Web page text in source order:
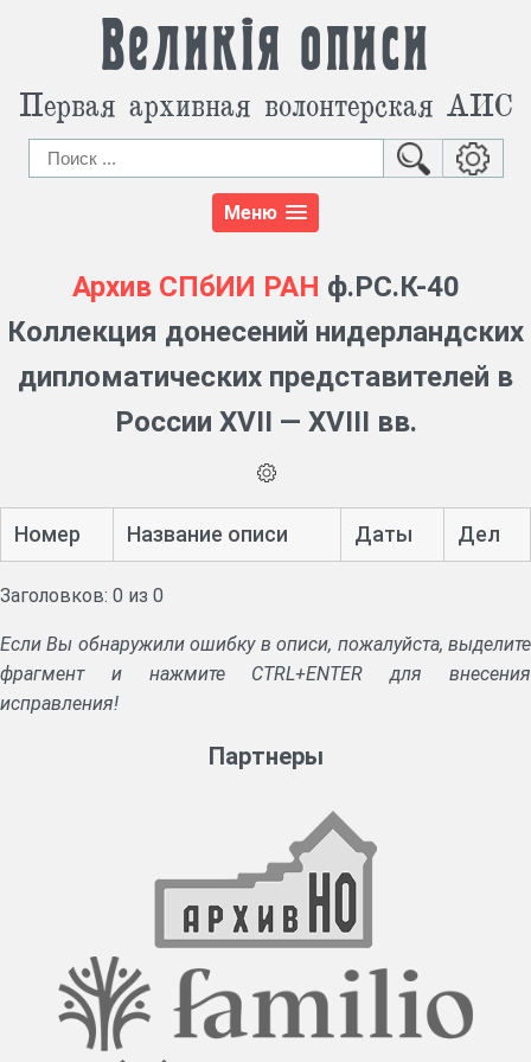
Великія описи
Первая архивная волонтерская АИС
Меню
Архив СПбИИ РАН ф.РС.К-40
Коллекция донесений нидерландских
дипломатических представителей в
России XVII — XVIII вв.
Номер Название описи Даты Дел
Заголовков: 0 из 0
Если Вы обнаружили ошибку в описи, пожалуйста, выделите
фрагмент и нажмите CTRL+ENTER для внесения
исправления!
Партнеры